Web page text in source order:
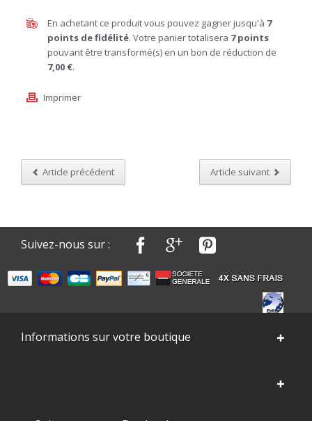
En achetant ce produit vous pouvez gagner jusqu'à 7
points de fidélité. Votre panier totalisera 7points
pouvant être transformé(s) en un bon de réduction de
7,00 €.
Imprimer
Article précédent Article suivant
Suivez-nous sur :
Informations sur votre boutique